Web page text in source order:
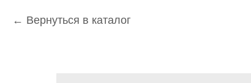
Вернуться в каталог